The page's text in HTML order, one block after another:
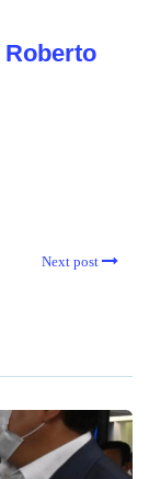
Roberto
Next post